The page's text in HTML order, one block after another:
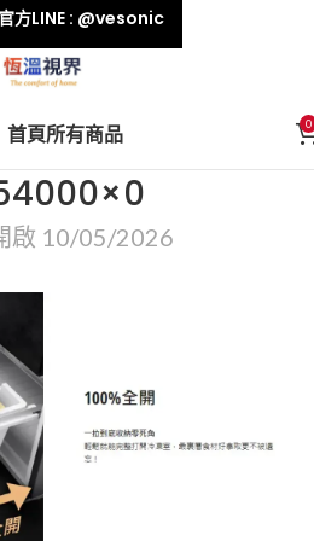
首頁所有商品 0
啟 10/05/2026
方LINE : @vesonic